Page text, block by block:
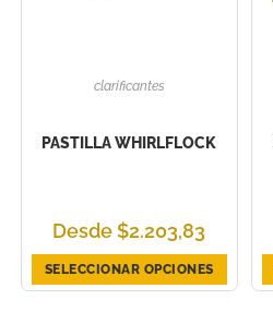
clarificantes
PASTILLA WHIRLFLOCK
Desde $2.203,83
SELECCIONAR OPCIONES